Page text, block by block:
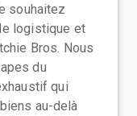
souhaitez
logistique et
Bros. Nous
du
qui
au-delà